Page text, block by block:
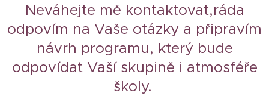
Neváhejte mě kontaktovat,ráda
odpovím na Vaše otázky a připravím
návrh programu, který bude
odpovídat Vaší skupině i atmosféře
školy.